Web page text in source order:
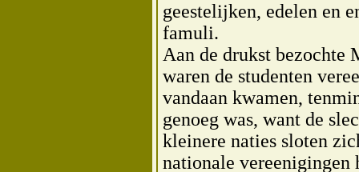
geestelijken, edelen en
famuli.
Aan de drukst bezochte
waren de studenten
vandaan kwamen,
genoeg was, want de
kleinere naties sloten
nationale vereenigingen